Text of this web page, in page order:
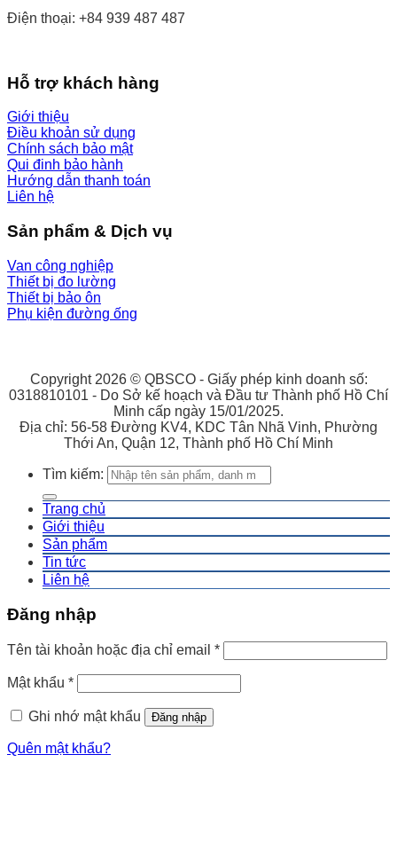
Điện thoại: +84 939 487 487
Hỗ trợ khách hàng
Giới thiệu
Điều khoản sử dụng
Chính sách bảo mật
Qui đinh bảo hành
Hướng dẫn thanh toán
Liên hệ
Sản phẩm & Dịch vụ
Van công nghiệp
Thiết bị đo lường
Thiết bị bảo ôn
Phụ kiện đường ống
Copyright 2026 © QBSCO - Giấy phép kinh doanh số:
0318810101 - Do Sở kế hoạch và Đầu tư Thành phố Hồ Chí
Minh cấp ngày 15/01/2025.
Địa chỉ: 56-58 Đường KV4, KDC Tân Nhã Vinh, Phường
Thới An, Quận 12, Thành phố Hồ Chí Minh
Tìm kiếm:
Trang chủ
Giới thiệu
Sản phẩm
Tin tức
Liên hệ
Đăng nhập
Tên tài khoản hoặc địa chỉ email *
Mật khẩu *
Ghi nhớ mật khẩu Đăng nhập
Quên mật khẩu?